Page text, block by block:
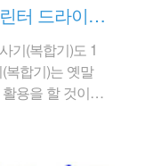
[복합기설치] 복사기(복합기) 프린터 드라이버 설치방법 / 신도리코 복사기(복합기)
기(복합기)도 1
복합기)는 옛말
용을 할 것이
용하기 위해